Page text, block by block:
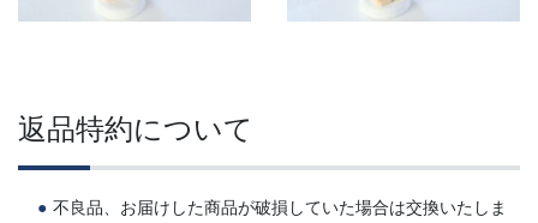
返品特約について
不良品、お届けした商品が破損していた場合は交換いたしま